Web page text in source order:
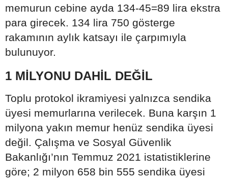
memurun cebine ayda 134-45=89 lira ekstra
para girecek. 134 lira 750 gösterge
rakamının aylık katsayı ile çarpımıyla
bulunuyor.
1 MİLYONU DAHİL DEĞİL
Toplu protokol ikramiyesi yalnızca sendika
üyesi memurlarına verilecek. Buna karşın 1
milyona yakın memur henüz sendika üyesi
değil. Çalışma ve Sosyal Güvenlik
Bakanlığı’nın Temmuz 2021 istatistiklerine
göre; 2 milyon 658 bin 555 sendika üyesi